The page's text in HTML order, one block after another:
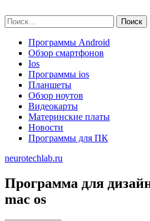
to
content
Найти:
Программы Android
Обзор смартфонов
Ios
Программы ios
Планшеты
Обзор ноутов
Видеокарты
Материнские платы
Новости
Программы для ПК
neurotechlab.ru
Программа для
mac os